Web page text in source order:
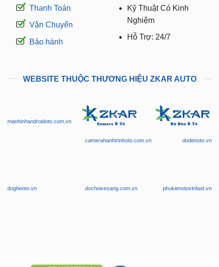
Thanh Toán
Vận Chuyển
Bảo hành
Kỹ Thuật Có Kinh
Nghiệm
Hỗ Trợ: 24/7
WEBSITE THUỘC THƯƠNG HIỆU ZKAR AUTO
manhinhandroidoto.com.vn
camerahanhtrinhoto.com.vn dodenoto.vn
dogheoto.vn dochoixesang.com.vn phukienotovinfast.vn